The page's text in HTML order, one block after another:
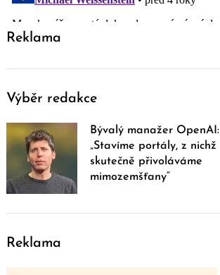
Reklama
Výběr redakce
Bývalý manažer OpenAI:
„Stavíme portály, z nichž
skutečně přivoláváme
mimozemšťany“
Reklama